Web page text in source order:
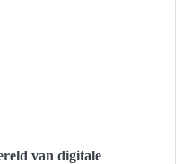
van digitale